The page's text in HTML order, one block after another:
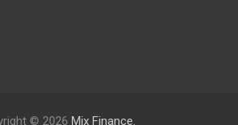
© 2026 Mix Finance.